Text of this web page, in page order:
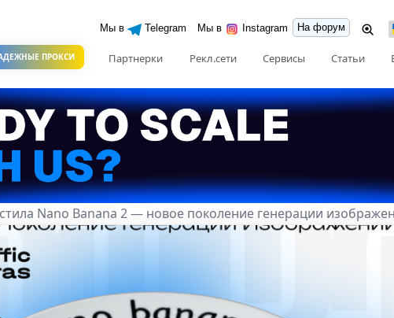
Мы в Telegram Мы в Instagram На форум
ПРОКСИ Партнерки Рекл.сети Сервисы Статьи
Nano Banana 2 — новое поколение генерации